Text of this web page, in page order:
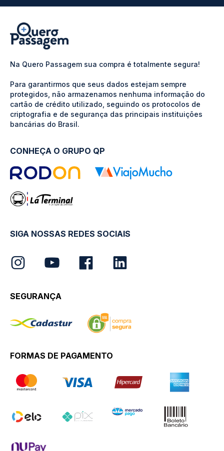
Na Quero Passagem sua compra é totalmente segura!
Para garantirmos que seus dados estejam sempre
protegidos, não armazenamos nenhuma informação do
cartão de crédito utilizado, seguindo os protocolos de
criptografia e de segurança das principais instituições
bancárias do Brasil.
CONHEÇA O GRUPO QP
SIGA NOSSAS REDES SOCIAIS
SEGURANÇA
FORMAS DE PAGAMENTO